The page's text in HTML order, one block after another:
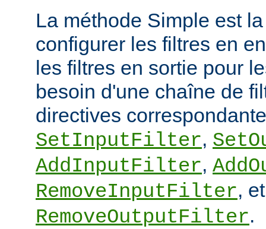
La méthode Simple est
configurer les filtres en
les filtres en sortie pour
besoin d'une chaîne de
directives
SetInputFilter,
AddInputFilter,
RemoveInputFilter, et
RemoveOutputFilter.